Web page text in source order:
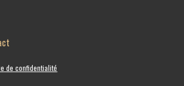
de confidentialité